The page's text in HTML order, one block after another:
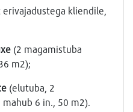
erivajadustega kliendile,
(2 magamistuba
m2);
(elutuba, 2
6 in., 50 m2).